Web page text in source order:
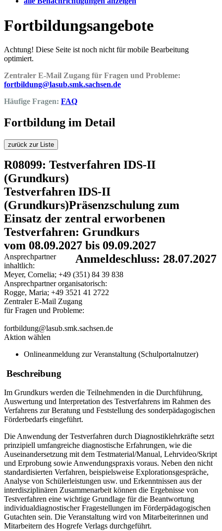
Fortbildungsangebote
Achtung! Diese Seite ist noch nicht für mobile Bearbeitung
optimiert.
Zentraler E-Mail Zugang für Fragen und Probleme:
fortbildung@lasub.smk.sachsen.de
Häufige Fragen: FAQ
Fortbildung im Detail
zurück zur Liste
R08099: Testverfahren IDS-II
(Grundkurs)
Testverfahren IDS-II
(Grundkurs)Präsenzschulung zum
Einsatz der zentral erworbenen
Testverfahren: Grundkurs
vom 08.09.2027 bis 09.09.2027
Anmeldeschluss: 28.07.2027
Ansprechpartner
inhaltlich:
Meyer, Cornelia; +49 (351) 84 39 838
Ansprechpartner organisatorisch:
Rogge, Maria; +49 3521 41 2722
Zentraler E-Mail Zugang
für Fragen und Probleme:
fortbildung@lasub.smk.sachsen.de
Aktion wählen
Onlineanmeldung zur Veranstaltung (Schulportalnutzer)
Beschreibung
Im Grundkurs werden die Teilnehmenden in die Durchführung,
Auswertung und Interpretation des Testverfahrens im Rahmen des
Verfahrens zur Beratung und Feststellung des sonderpädagogischen
Förderbedarfs eingeführt.
Die Anwendung der Testverfahren durch Diagnostiklehrkräfte setzt
prinzipiell umfangreiche diagnostische Erfahrungen, wie die
Auseinandersetzung mit dem Testmaterial/Manual, Lehrvideo/Skript
und Erprobung sowie Anwendungspraxis voraus. Neben den nicht
standardisierten Verfahren, beispielsweise Explorationsgespräche,
Analyse von Schülerleistungen usw. und Erkenntnissen aus der
interdisziplinären Zusammenarbeit können die Ergebnisse von
Testverfahren eine wichtige Grundlage für die Beantwortung
individualdiagnostischer Fragestellungen im Förderpädagogischen
Gutachten sein. Die Veranstaltung wird von Mitarbeiterinnen und
Mitarbeitern des Hogrefe Verlags durchgeführt.